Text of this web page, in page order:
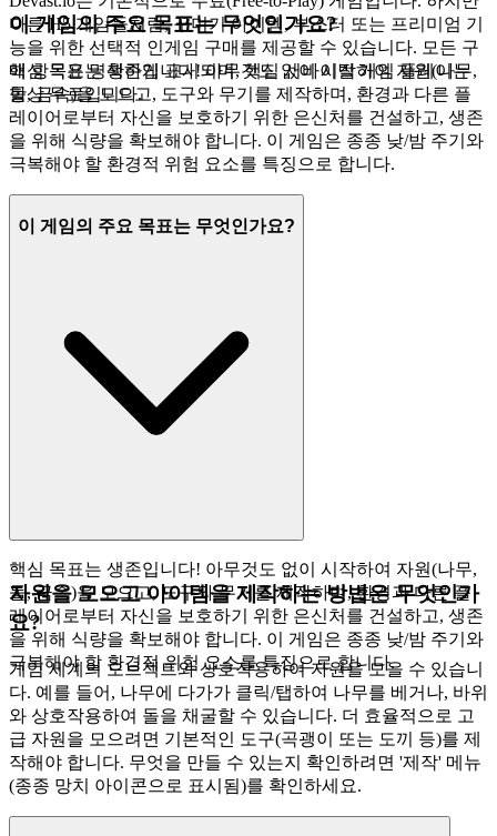
다른 H5 게임들처럼, 꾸미기 아이템, 부스터 또는 프리미엄 기
능을 위한 선택적 인게임 구매를 제공할 수 있습니다. 모든 구
매 항목은 명확하게 표시되며, 핵심 서바이벌 게임 플레이는
항상 무료입니다.
이 게임의 주요 목표는 무엇인가요?
핵심 목표는 생존입니다! 아무것도 없이 시작하여 자원(나무,
돌, 금속)을 모으고, 도구와 무기를 제작하며, 환경과 다른 플
레이어로부터 자신을 보호하기 위한 은신처를 건설하고, 생존
을 위해 식량을 확보해야 합니다. 이 게임은 종종 낮/밤 주기와
극복해야 할 환경적 위험 요소를 특징으로 합니다.
이 게임의 주요 목표는 무엇인가요?
핵심 목표는 생존입니다! 아무것도 없이 시작하여 자원(나무,
돌, 금속)을 모으고, 도구와 무기를 제작하며, 환경과 다른 플
레이어로부터 자신을 보호하기 위한 은신처를 건설하고, 생존
을 위해 식량을 확보해야 합니다. 이 게임은 종종 낮/밤 주기와
극복해야 할 환경적 위험 요소를 특징으로 합니다.
자원을 모으고 아이템을 제작하는 방법은 무엇인가
요?
게임 세계의 오브젝트와 상호작용하여 자원을 모을 수 있습니
다. 예를 들어, 나무에 다가가 클릭/탭하여 나무를 베거나, 바위
와 상호작용하여 돌을 채굴할 수 있습니다. 더 효율적으로 고
급 자원을 모으려면 기본적인 도구(곡괭이 또는 도끼 등)를 제
작해야 합니다. 무엇을 만들 수 있는지 확인하려면 '제작' 메뉴
(종종 망치 아이콘으로 표시됨)를 확인하세요.